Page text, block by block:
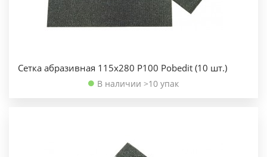
Сетка абразивная 115х280 Р100 Pobedit (10 шт.)
В наличии >10 упак